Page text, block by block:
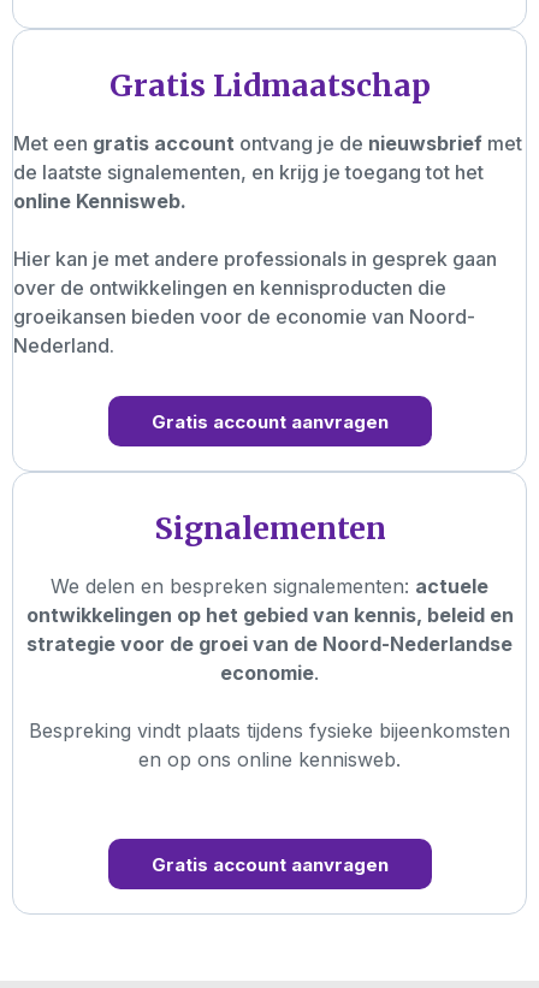
Gratis Lidmaatschap
Met een gratis account ontvang je de nieuwsbrief met
de laatste signalementen, en krijg je toegang tot het
online Kennisweb.
Hier kan je met andere professionals in gesprek gaan
over de ontwikkelingen en kennisproducten die
groeikansen bieden voor de economie van Noord-
Nederland.
Gratis account aanvragen
Signalementen
We delen en bespreken signalementen: actuele
ontwikkelingen op het gebied van kennis, beleid en
strategie voor de groei van de Noord-Nederlandse
economie.
Bespreking vindt plaats tijdens fysieke bijeenkomsten
en op ons online kennisweb.
Gratis account aanvragen